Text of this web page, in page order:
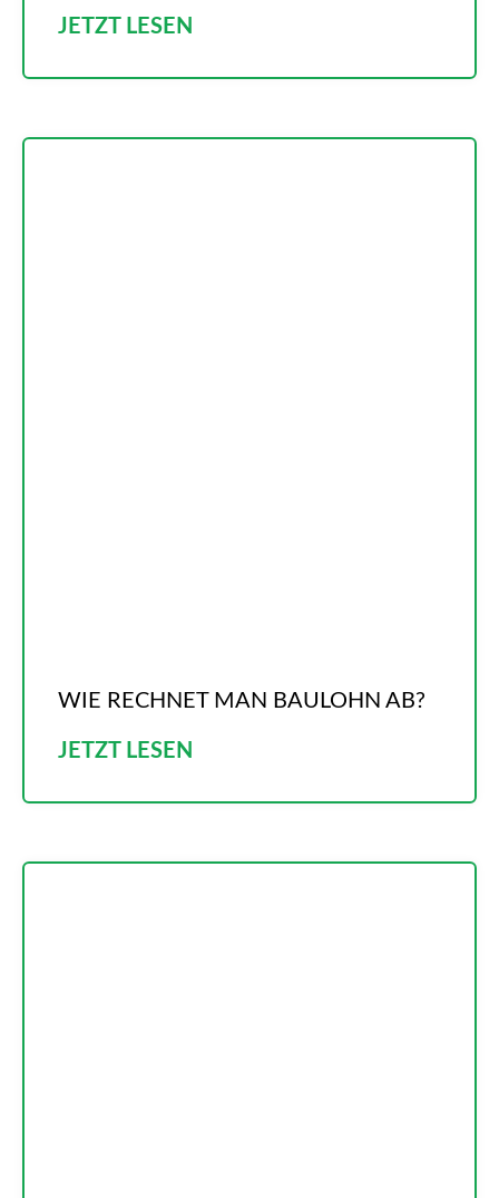
JETZT LESEN
WIE RECHNET MAN BAULOHN AB?
JETZT LESEN